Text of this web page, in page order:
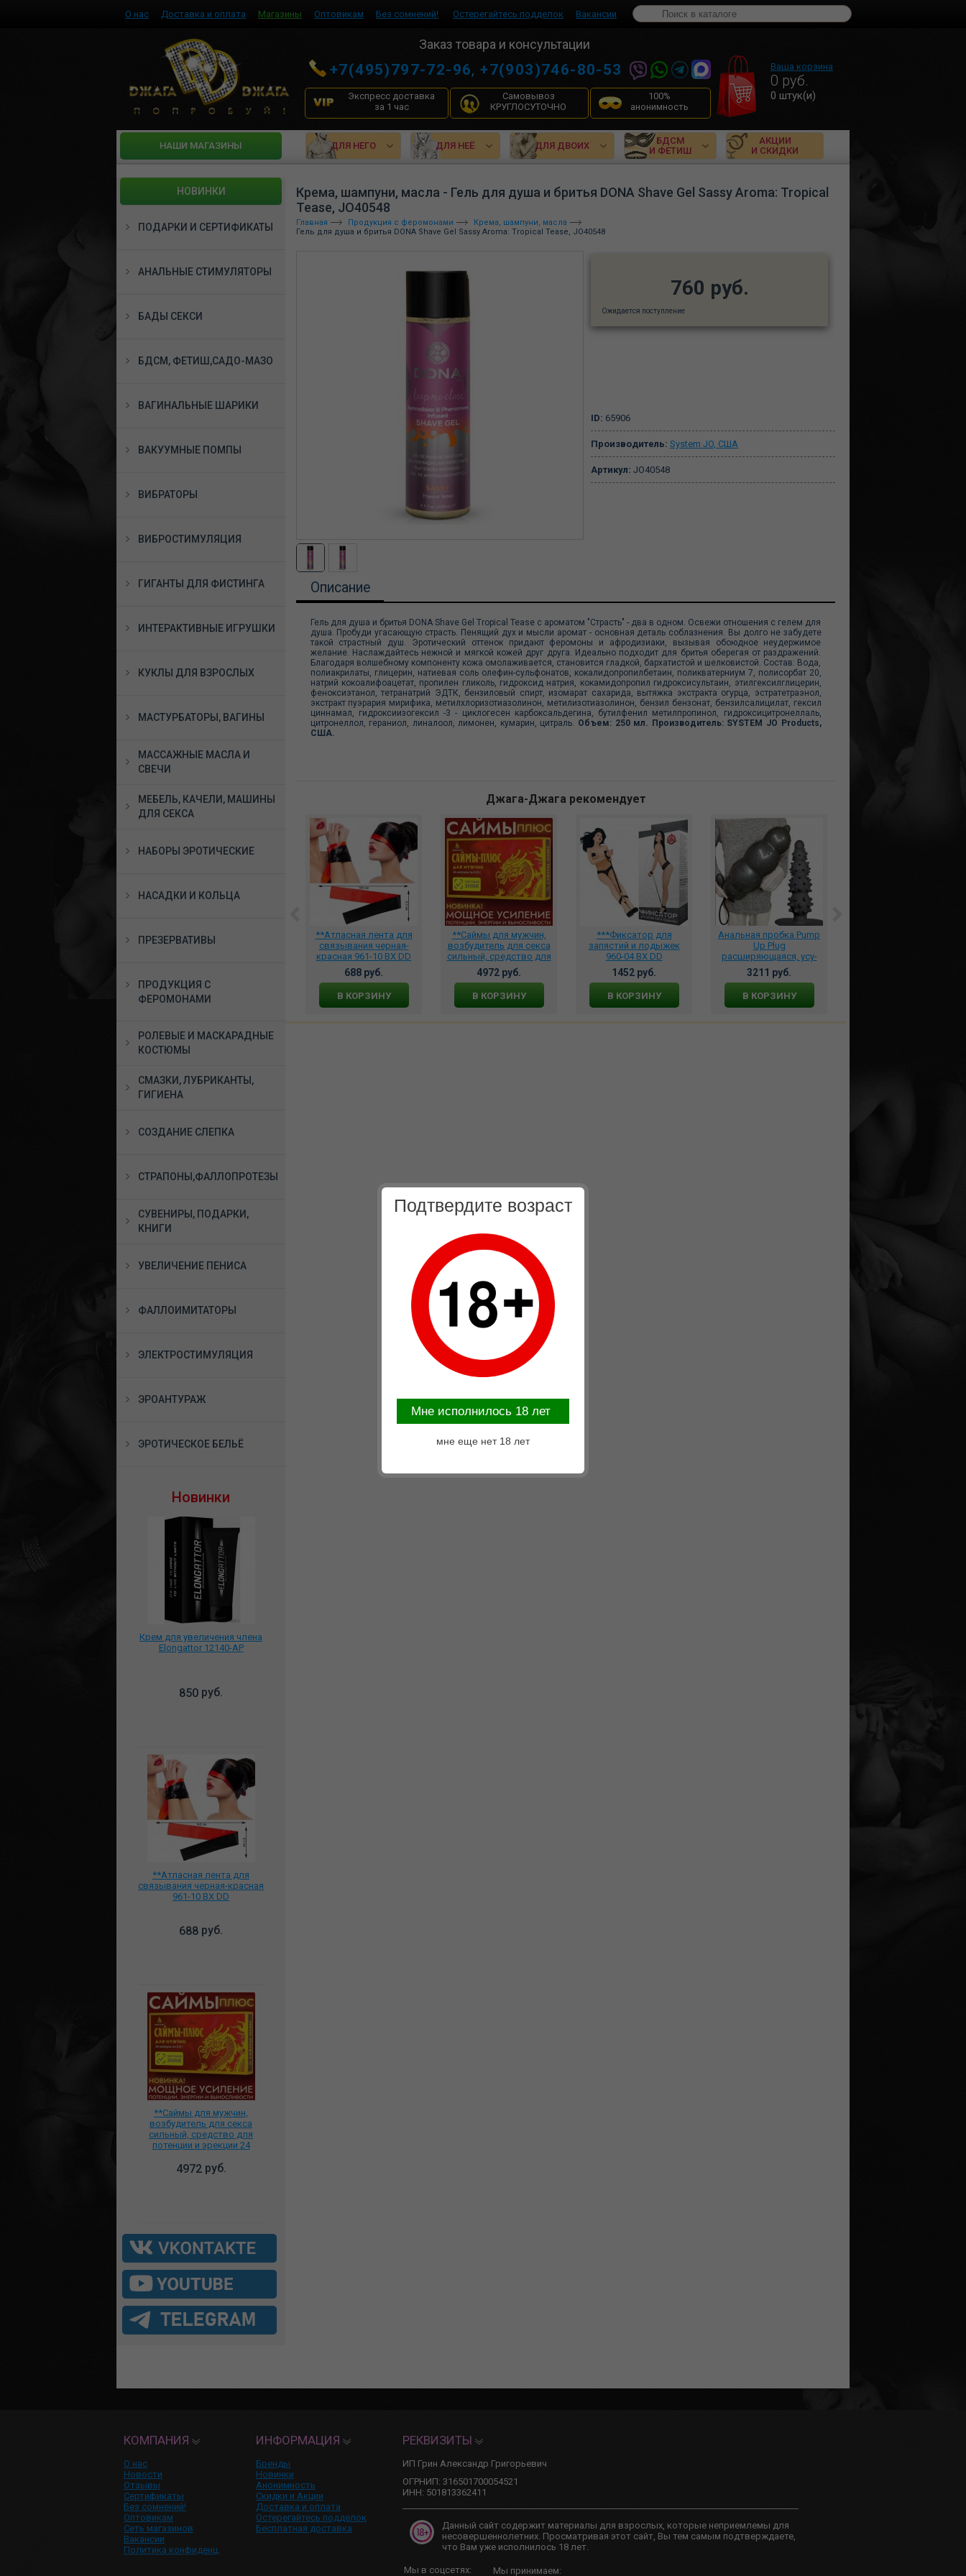
О нас Доставка и оплата Магазины Оптовикам Без сомнений! Остерегайтесь подделок Вакансии
Заказ товара и консультации
+7(495)797-72-96,+7(903)746-80-53
Экспресс доставка
за 1 час
Самовывоз
КРУГЛОСУТОЧНО
100%
анонимность
Ваша корзина
0 руб.
0 штук(и)
HАШИ МАГАЗИНЫ ДЛЯ НЕГО ДЛЯ НЕЁ ДЛЯ ДВОИХ
БДСМ
И ФЕТИШ
АКЦИИ
И СКИДКИ
НОВИНКИ
ПОДАРКИ И СЕРТИФИКАТЫ
АНАЛЬНЫЕ СТИМУЛЯТОРЫ
БАДЫ СЕКСИ
БДСМ, ФЕТИШ,САДО-МАЗО
ВАГИНАЛЬНЫЕ ШАРИКИ
ВАКУУМНЫЕ ПОМПЫ
ВИБРАТОРЫ
ВИБРОСТИМУЛЯЦИЯ
ГИГАНТЫ ДЛЯ ФИСТИНГА
ИНТЕРАКТИВНЫЕ ИГРУШКИ
КУКЛЫ ДЛЯ ВЗРОСЛЫХ
МАСТУРБАТОРЫ, ВАГИНЫ
МАССАЖНЫЕ МАСЛА И
СВЕЧИ
МЕБЕЛЬ, КАЧЕЛИ, МАШИНЫ
ДЛЯ СЕКСА
НАБОРЫ ЭРОТИЧЕСКИЕ
НАСАДКИ И КОЛЬЦА
ПРЕЗЕРВАТИВЫ
ПРОДУКЦИЯ С
ФЕРОМОНАМИ
РОЛЕВЫЕ И МАСКАРАДНЫЕ
КОСТЮМЫ
СМАЗКИ, ЛУБРИКАНТЫ,
ГИГИЕНА
СОЗДАНИЕ СЛЕПКА
СТРАПОНЫ,ФАЛЛОПРОТЕЗЫ
СУВЕНИРЫ, ПОДАРКИ,
КНИГИ
УВЕЛИЧЕНИЕ ПЕНИСА
ФАЛЛОИМИТАТОРЫ
ЭЛЕКТРОСТИМУЛЯЦИЯ
ЭРОАНТУРАЖ
ЭРОТИЧЕСКОЕ БЕЛЬЁ
Новинки
Крем для увеличения члена
Elongattor 12140-AP
850 руб.
**Атласная лента для
связывания черная-красная
961-10 BX DD
688 руб.
**Саймы для мужчин,
возбудитель для секса
сильный, средство для
потенции и эрекции 24
4972руб.
Крема, шампуни, масла - Гель для душа и бритья DONA Shave Gel Sassy Aroma: Tropical
Tease, JO40548
Главная Продукция с феромонами
Крема, шампуни, масла
Гель для душа и бритья DONA Shave Gel Sassy Aroma: Tropical Tease, JO40548
760 руб.
Ожидается поступление
ID: 65906
Производитель: System JO, США
Артикул: JO40548
Описание
Гель для душа и бритья DONA Shave Gel Tropical Tease с ароматом "Страсть" - два в одном. Освежи отношения с гелем для
душа. Пробуди угасающую страсть. Пенящий дух и мысли аромат - основная деталь соблазнения. Вы долго не забудете
такой страстный душ. Эротический оттенок придают феромоны и афродизиаки, вызывая обоюдное неудержимое
желание. Наслаждайтесь нежной и мягкой кожей друг друга. Идеально подходит для бритья оберегая от раздражений.
Благодаря волшебному компоненту кожа омолаживается, становится гладкой, бархатистой и шелковистой. Состав: Вода,
полиакрилаты, глицерин, натиевая соль олефин-сульфонатов, кокалидопропилбетаин, поликватерниум 7, полисорбат 20,
натрий кокоалифоацетат, пропилен гликоль, гидроксид натрия, кокамидопропил гидроксисультаин, этилгексилглицерин,
феноксиэтанол, тетранатрий ЭДТК, бензиловый спирт, изомарат сахарида, вытяжка экстракта огурца, эстратетраэнол,
экстракт пуэрария мирифика, метилхлоризотиазолинон, метилизотиазолинон, бензил бензонат, бензилсалицилат, гексил
циннамал, гидроксиизогексил -3 - циклогесен карбоксальдегина, бутилфенил метилпропинол, гидроксицитронеллаль,
цитронеллол, гераниол, линалоол, лимонен, кумарин, цитраль.
Объем: 250 мл. Производитель: SYSTEM JO Products,
США.
Джага-Джага рекомендует
*Вибратор для точки
Джи фиолетовый,
*Эрекционное
виброкольцо Winni 2 с
В КОРЗИНУ
**Атласная лента для
связывания черная-
красная 961-10 BX DD
688 руб.
В КОРЗИНУ
**Саймы для мужчин,
возбудитель для секса
сильный, средство для
потенции и эрекции 24
капсулы, 500041
4972 руб.
В КОРЗИНУ
***Фиксатор для
запястий и лодыжек
960-04 BX DD
1452 руб.
В КОРЗИНУ
Анальная пробка Pump
Up Plug
расширяющаяся, ycy-
286
3211 руб.
В КОРЗИНУ
КОМПАНИЯ
О нас
Новости
Отзывы
Сертификаты
Без сомнений!
Оптовикам
Сеть магазинов
Вакансии
Политика конфиденц.
ИНФОРМАЦИЯ
Бренды
Новинки
Анонимность
Скидки и Акции
Доставка и оплата
Остерегайтесь подделок
Бесплатная доставка
РЕКВИЗИТЫ
ИП Грин Александр Григорьевич
ОГРНИП: 316501700054521
ИНН: 501813362411
Данный сайт содержит материалы для взрослых, которые неприемлемы для
несовершеннолетних. Просматривая этот сайт, Вы тем самым подтверждаете,
что Вам уже исполнилось 18 лет.
Мы в соцсетях: Мы принимаем:
Подтвердите возраст
Mне исполнилось 18 лет
мне еще нет 18 лет